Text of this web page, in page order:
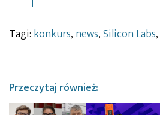
Tagi: konkurs, news,Silicon Labs,
Przeczytaj również: